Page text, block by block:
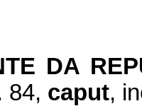
DA
84, caput,